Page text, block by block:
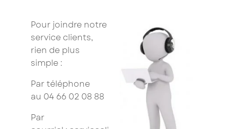
Pour joindre notre
service clients,
rien de plus
simple :
Par téléphone
au 04 66 02 08 88
Par
Je confirme mon inscription à la newsletter
Les champs marqués d’un astérisque (
obligatoires.